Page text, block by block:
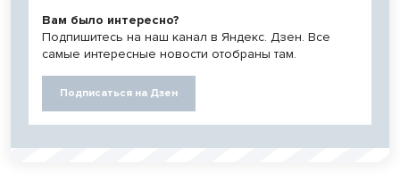
Вам было интересно?
Подпишитесь на наш канал в Яндекс. Дзен. Все
самые интересные новости отобраны там.
Подписаться на Дзен